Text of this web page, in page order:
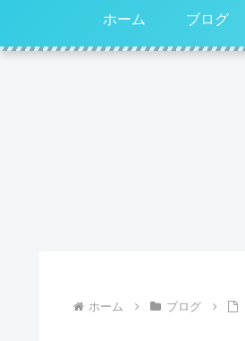
ホーム ブログ
ホーム ブログ